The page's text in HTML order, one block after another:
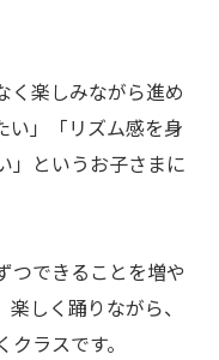
く楽しみながら進め
い」「リズム感を身
」というお子さまに
つできることを増や
しく踊りながら、
ラスです。